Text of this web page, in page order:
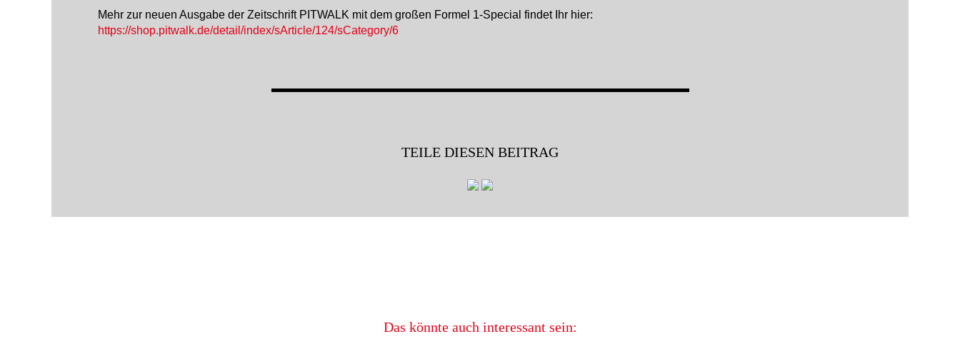
Mehr zur neuen Ausgabe der Zeitschrift PITWALK mit dem großen Formel 1-Special findet Ihr hier:
https://shop.pitwalk.de/detail/index/sArticle/124/sCategory/6
TEILE DIESEN BEITRAG
Das könnte auch interessant sein: